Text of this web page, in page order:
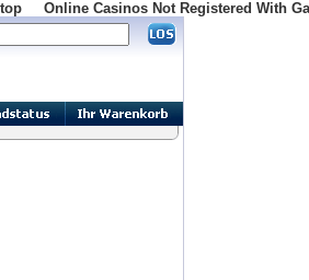
Online Casinos Not Registered With